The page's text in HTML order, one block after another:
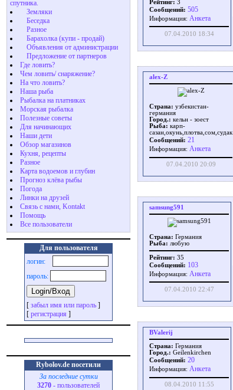
спутника.
Земляки
Беседка
Разное
Барахолка (купи - продай)
Объявления от администрации
Предложение от партнеров
Где ловить?
Чем ловить/ снаряжение?
На что ловить?
Наша рыба
Рыбалка на платниках
Морская рыбалка
Полезные советы
Для начинающих
Наши дети
Обзор магазинов
Кухня, рецепты
Разное
Карта водоемов и глубин
Прогноз клёва рыбы
Погода
Линки на друзей
Связь с нами, Kontakt
Помощь
Все пользователи
Для пользователя
логин:
пароль:
[ забыл имя или пароль ]
[ регистрация ]
Rybolov.de посетили
За последние сутки
3270 - пользователей
Рейтинг: 3
Сообщений: 505
Информация: Aнкета
07.04.2010 18:34
alex-Z
Страна: узбекистан-
германия
Город.: кельн - зоест
Рыба: карп-
сазан,окунь,плотва,сом,судак
Сообщений: 21
Информация: Aнкета
07.04.2010 20:09
samsung591
Страна: Германия
Рыба: любую
Рейтинг: 35
Сообщений: 103
Информация: Aнкета
07.04.2010 22:47
BValerij
Страна: Германия
Город.: Geilenkirchen
Сообщений: 20
Информация: Aнкета
08.04.2010 11:55